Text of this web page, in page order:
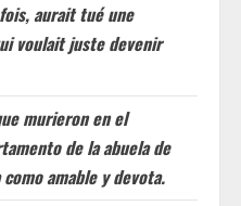
aurait tué une
voulait juste devenir
murieron en el
de la abuela de
amable y devota.